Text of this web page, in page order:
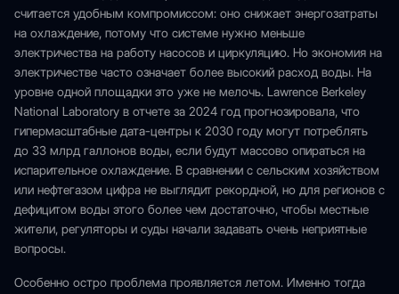
считается удобным компромиссом: оно снижает энергозатраты
на охлаждение, потому что системе нужно меньше
электричества на работу насосов и циркуляцию. Но экономия на
электричестве часто означает более высокий расход воды. На
уровне одной площадки это уже не мелочь. Lawrence Berkeley
National Laboratory в отчете за 2024 год прогнозировала, что
гипермасштабные дата-центры к 2030 году могут потреблять
до 33 млрд галлонов воды, если будут массово опираться на
испарительное охлаждение. В сравнении с сельским хозяйством
или нефтегазом цифра не выглядит рекордной, но для регионов с
дефицитом воды этого более чем достаточно, чтобы местные
жители, регуляторы и суды начали задавать очень неприятные
вопросы.
Особенно остро проблема проявляется летом. Именно тогда